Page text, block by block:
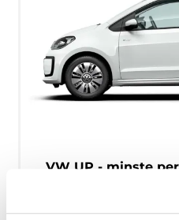
VW UP - minste